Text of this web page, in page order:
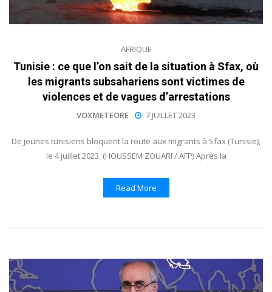
AFRIQUE
Tunisie : ce que l’on sait de la situation à Sfax, où
les migrants subsahariens sont victimes de
violences et de vagues d’arrestations
VOXMETEORE 7 JUILLET 2023
De jeunes tunisiens bloquent la route aux migrants à Sfax (Tunisie),
le 4 juillet 2023. (HOUSSEM ZOUARI / AFP) Après la
Read More